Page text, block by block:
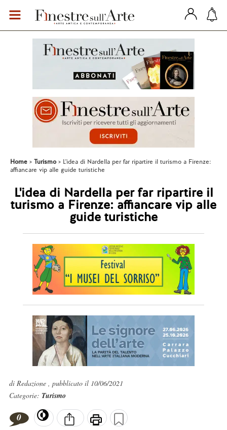
Home Turismo
L'idea di Nardella per far ripartire il turismo a Firenze:
affiancare vip alle guide turistiche
L'idea di Nardella per far ripartire il
turismo a Firenze: affiancare vip alle
guide turistiche
di Redazione , pubblicato il 10/06/2021
Categorie: Turismo
0